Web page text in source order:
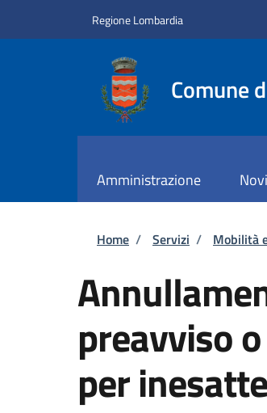
Regione Lombardia
Comune
Amministrazione
Briciole di
Home / Servizi / Mobilità
preavviso
per